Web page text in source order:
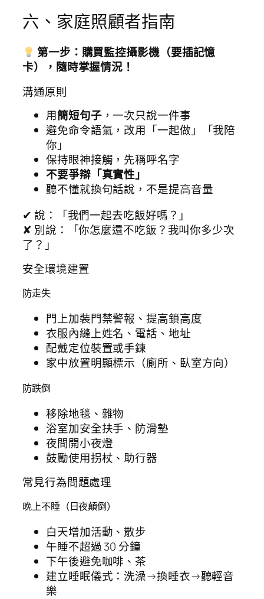
六、家庭照顧者指南
第一步：購買監控攝影機（要插記憶
卡），隨時掌握情況！
溝通原則
用簡短句子，一次只說一件事
避免命令語氣，改用「一起做」「我陪
你」
保持眼神接觸，先稱呼名字
不要爭辯「真實性」
聽不懂就換句話說，不是提高音量
✔ 說：「我們一起去吃飯好嗎？」
✘ 別說：「你怎麼還不吃飯？我叫你多少次
了？」
安全環境建置
防走失
門上加裝門禁警報、提高鎖高度
衣服內縫上姓名、電話、地址
配戴定位裝置或手鍊
家中放置明顯標示（廁所、臥室方向）
防跌倒
移除地毯、雜物
浴室加安全扶手、防滑墊
夜間開小夜燈
鼓勵使用拐杖、助行器
常見行為問題處理
晚上不睡（日夜顛倒）
白天增加活動、散步
午睡不超過 30 分鐘
下午後避免咖啡、茶
建立睡眠儀式：洗澡→換睡衣→聽輕音
樂